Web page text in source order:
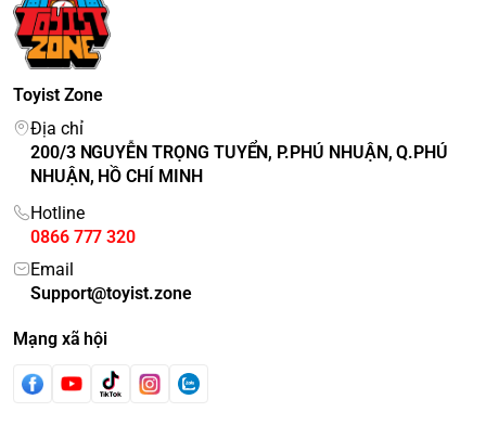
Toyist Zone
Địa chỉ
200/3 NGUYỄN TRỌNG TUYỂN, P.PHÚ NHUẬN, Q.PHÚ
NHUẬN, HỒ CHÍ MINH
Hotline
0866 777 320
Email
Support@toyist.zone
Mạng xã hội